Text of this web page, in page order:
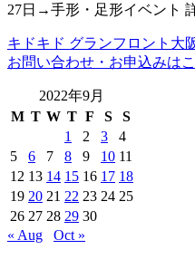
27日→手形・足形イベント
キドキド グランフロント大
お問い合わせ・お申込みは
2022年9月
M T W T F S
S
1
2 3
4
5
6 7 8 9 10 11
12 13 14 15 16 17 18
19 20 21 22 23 24 25
26 27 28 29 30
« Aug
Oct »